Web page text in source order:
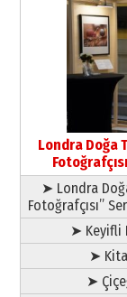
09
11
Londra Doğa
➤ Londra
Fotoğrafçısı”
➤ Keyifli
➤
➤